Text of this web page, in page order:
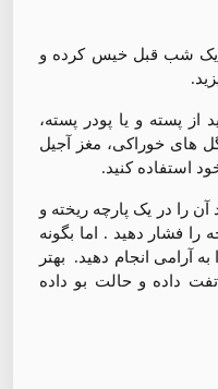
یک شب قبل خیس کرده و
از پسته و یا پودر پسته،
های خوراکی،‌ مغز آجیل
استفاده کنید.
را در یک پارچه ریخته و
فشار دهید . اما بگونه
آرامی انجام دهید. بهتر
داده و حالت بو داده